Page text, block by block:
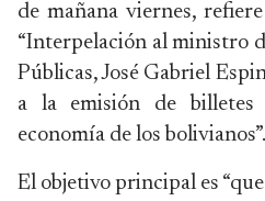
de mañana viernes,
“Interpelación al ministro
Públicas, José Gabriel
a la emisión de
economía de los bolivianos”.
El objetivo principal es